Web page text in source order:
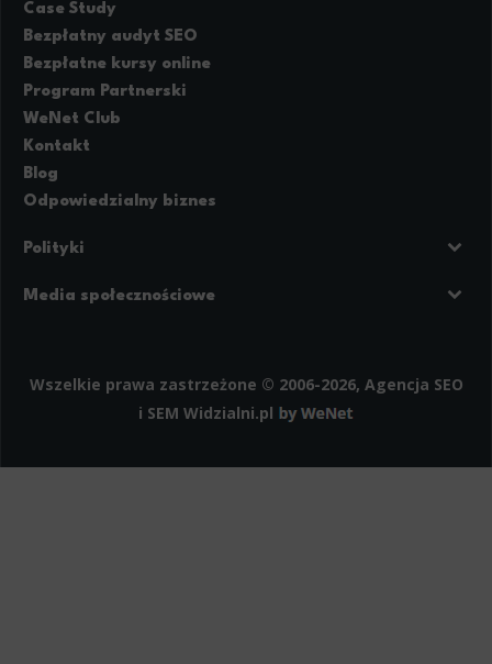
Case Study
Bezpłatny audyt SEO
Bezpłatne kursy online
Program Partnerski
WeNet Club
Kontakt
Blog
Odpowiedzialny biznes
Polityki
Regulamin strony
Media społecznościowe
Wszelkie prawa zastrzeżone © 2006-2026, Agencja SEO
i SEM Widzialni.pl